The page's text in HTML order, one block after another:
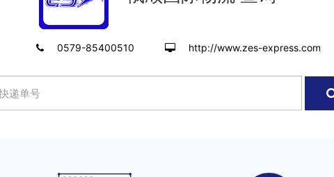
0579-85400510 http://www.zes-express.com